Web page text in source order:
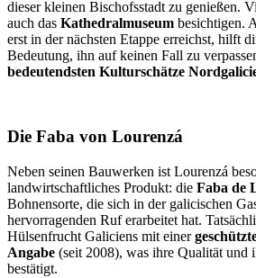
dieser kleinen Bischofsstadt zu genießen.
auch das Kathedralmuseum besichtigen.
erst in der nächsten Etappe erreichst, hilft
Bedeutung, ihn auf keinen Fall zu
bedeutendsten Kulturschätze
Die Faba von Lourenzá
Neben seinen Bauwerken ist Lourenzá
landwirtschaftliches Produkt: die Faba de
Bohnensorte, die sich in der galicischen
hervorragenden Ruf erarbeitet hat.
Hülsenfrucht Galiciens mit einer
Angabe (seit 2008), was ihre Qualität und
bestätigt.